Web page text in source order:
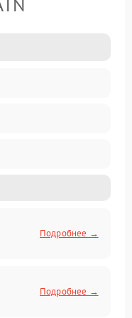
Подробнее →
Подробнее →